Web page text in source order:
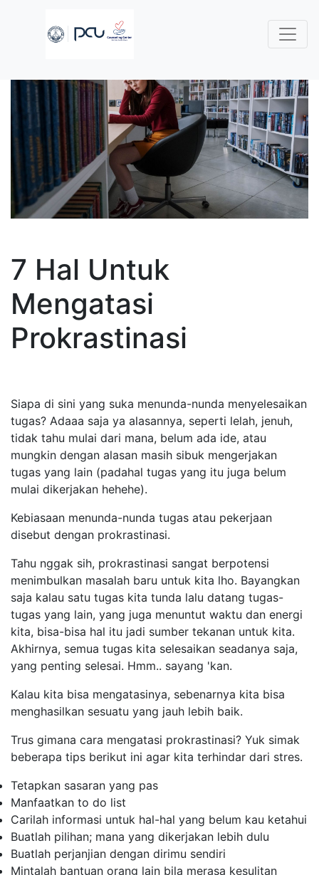
7 Hal Untuk
Mengatasi
Prokrastinasi
Siapa di sini yang suka menunda-nunda menyelesaikan
tugas? Adaaa saja ya alasannya, seperti lelah, jenuh,
tidak tahu mulai dari mana, belum ada ide, atau
mungkin dengan alasan masih sibuk mengerjakan
tugas yang lain (padahal tugas yang itu juga belum
mulai dikerjakan hehehe).
Kebiasaan menunda-nunda tugas atau pekerjaan
disebut dengan prokrastinasi.
Tahu nggak sih, prokrastinasi sangat berpotensi
menimbulkan masalah baru untuk kita lho. Bayangkan
saja kalau satu tugas kita tunda lalu datang tugas-
tugas yang lain, yang juga menuntut waktu dan energi
kita, bisa-bisa hal itu jadi sumber tekanan untuk kita.
Akhirnya, semua tugas kita selesaikan seadanya saja,
yang penting selesai. Hmm.. sayang 'kan.
Kalau kita bisa mengatasinya, sebenarnya kita bisa
menghasilkan sesuatu yang jauh lebih baik.
Trus gimana cara mengatasi prokrastinasi? Yuk simak
beberapa tips berikut ini agar kita terhindar dari stres.
Tetapkan sasaran yang pas
Manfaatkan to do list
Carilah informasi untuk hal-hal yang belum kau ketahui
Buatlah pilihan; mana yang dikerjakan lebih dulu
Buatlah perjanjian dengan dirimu sendiri
Mintalah bantuan orang lain bila merasa kesulitan